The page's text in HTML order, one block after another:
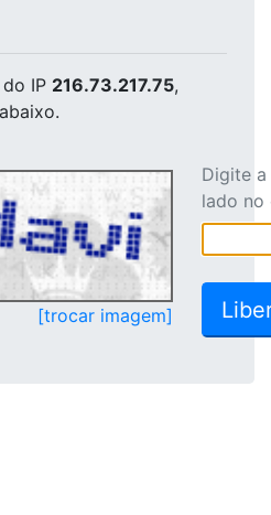
do IP 216.73.217.75,
[trocar imagem]
Digite
lado no